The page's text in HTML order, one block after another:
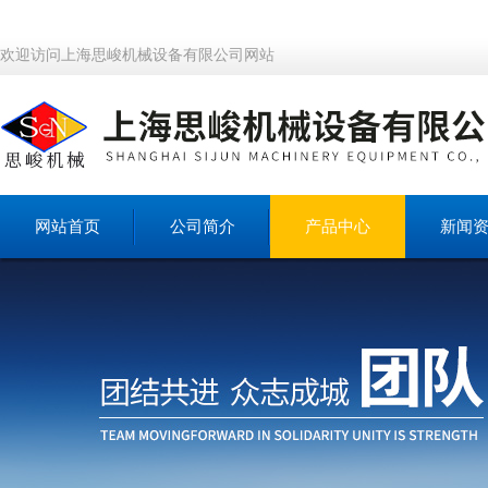
欢迎访问上海思峻机械设备有限公司网站
网站首页 公司简介 产品中心 新闻